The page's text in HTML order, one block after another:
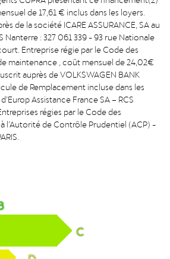
de 17,61 € inclus dans les loyers.
de la société ICARE ASSURANCE, SA au
Nanterre : 327 061 339 - 93 rue Nationale
Entreprise régie par le Code des
maintenance , coût mensuel de 24,02€
auprès de VOLKSWAGEN BANK
de Remplacement incluse dans les
Assistance France SA – RCS
régies par le Code des
l’Autorité de Contrôle Prudentiel (ACP) -
C